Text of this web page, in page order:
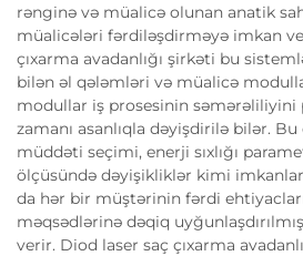
rənginə və müalicə olunan anatik
müalicələri fərdiləşdirməyə imkan
çıxarma avadanlığı şirkəti bu
bilən əl qələmləri və müalicə
modullar iş prosesinin səmərəliliyini
zamanı asanlıqla dəyişdirilə bilər.
müddəti seçimi, enerji sıxlığı
ölçüsündə dəyişikliklər kimi
da hər bir müştərinin fərdi
məqsədlərinə dəqiq
verir. Diod laser saç çıxarma